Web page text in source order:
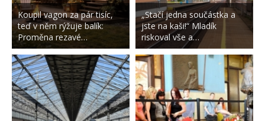
Koupil vagon za pár tisíc,
teď v něm rýžuje balík:
Proměna rezavé…
„Stačí jedna součástka a
jste na kaši!“ Mladík
riskoval vše a…